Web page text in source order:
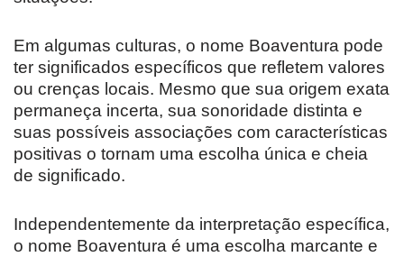
Em algumas culturas, o nome Boaventura pode
ter significados específicos que refletem valores
ou crenças locais. Mesmo que sua origem exata
permaneça incerta, sua sonoridade distinta e
suas possíveis associações com características
positivas o tornam uma escolha única e cheia
de significado.
Independentemente da interpretação específica,
o nome Boaventura é uma escolha marcante e